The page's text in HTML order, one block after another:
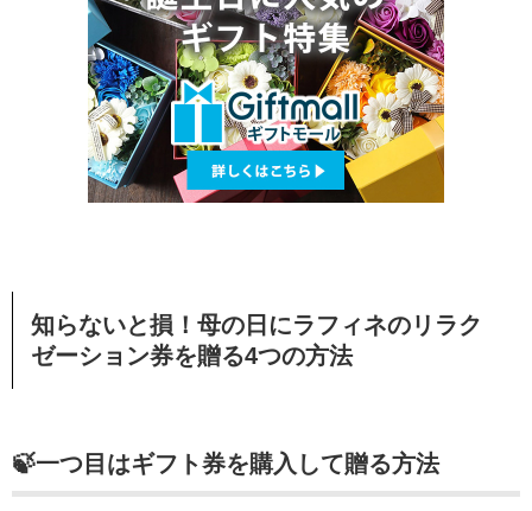
知らないと損！母の日にラフィネのリラク
ゼーション券を贈る4つの方法
🍃一つ目はギフト券を購入して贈る方法